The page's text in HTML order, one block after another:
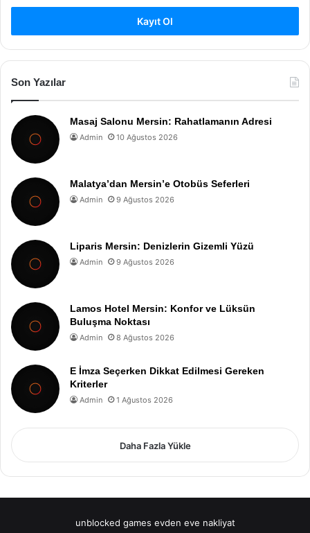
Kayıt Ol
Son Yazılar
Masaj Salonu Mersin: Rahatlamanın Adresi
Admin 10 Ağustos 2026
Malatya’dan Mersin’e Otobüs Seferleri
Admin 9 Ağustos 2026
Liparis Mersin: Denizlerin Gizemli Yüzü
Admin 9 Ağustos 2026
Lamos Hotel Mersin: Konfor ve Lüksün
Buluşma Noktası
Admin 8 Ağustos 2026
E İmza Seçerken Dikkat Edilmesi Gereken
Kriterler
Admin 1 Ağustos 2026
Daha Fazla Yükle
unblocked games evden eve nakliyat